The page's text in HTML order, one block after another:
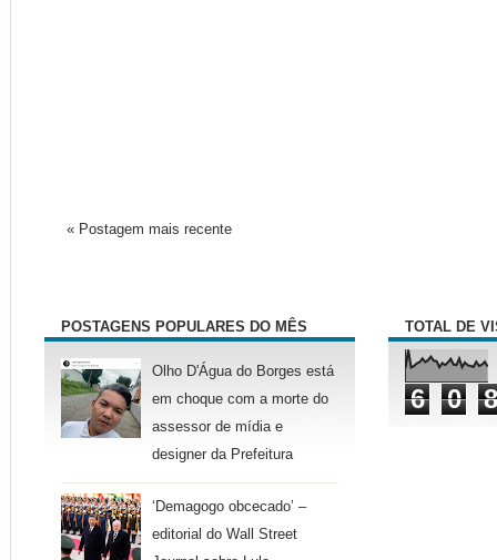
« Postagem mais recente
POSTAGENS POPULARES DO MÊS
Olho D'Água do Borges está
em choque com a morte do
assessor de mídia e
designer da Prefeitura
‘Demagogo obcecado’ –
editorial do Wall Street
TOTAL DE
6 0 8